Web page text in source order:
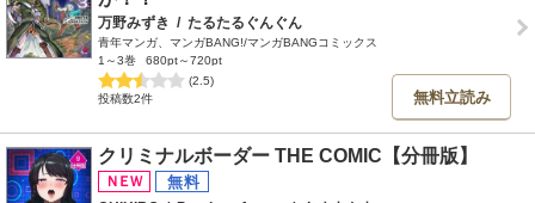
万野みずき / たるたるぐんぐん
青年マンガ、マンガBANG!/マンガBANGコミックス
1～3巻
680pt～720pt
(2.5)
投稿数2件
無料立読み
クリミナルボーダー THE COMIC【分冊版】